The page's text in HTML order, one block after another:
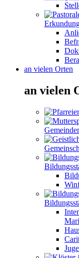
an vielen Orten
an vielen